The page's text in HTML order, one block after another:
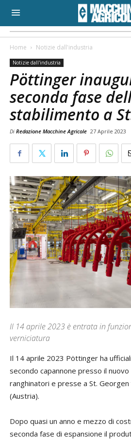
Home Notizie dall'industria
Notizie dall'industria
Pöttinger
seconda fase
stabilimento a
Di Redazione Macchine Agricole 27 Aprile 2023
Il 14 aprile 2023 è entrata in
verniciatura
Il 14 aprile 2023 Pöttinger ha
secondo capannone presso il
ranghinatori e presse a St. Georgen
(Austria).
Dopo quasi un anno e mezzo di
seconda fase di espansione il